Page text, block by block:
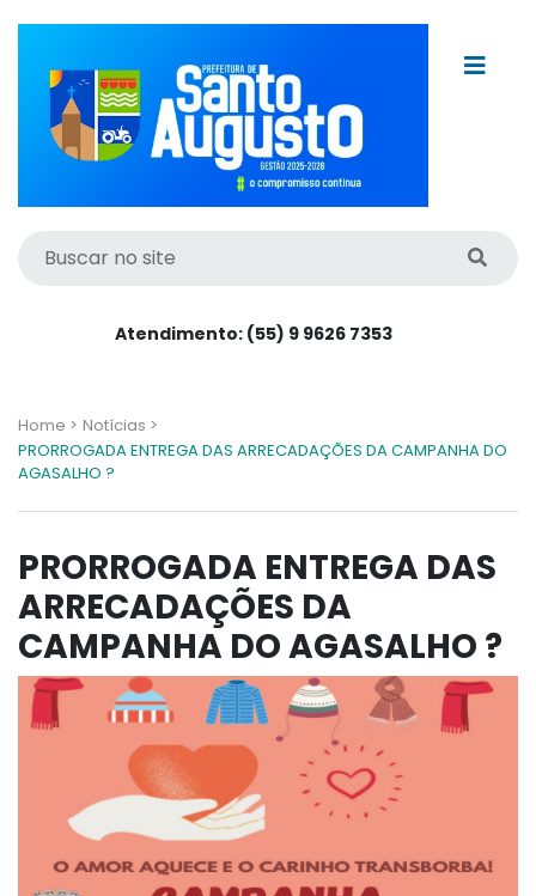
Atendimento: (55) 9 9626 7353
Home > Notícias >
PRORROGADA ENTREGA DAS ARRECADAÇÕES DA CAMPANHA DO
AGASALHO ?
PRORROGADA ENTREGA DAS
ARRECADAÇÕES DA
CAMPANHA DO AGASALHO ?